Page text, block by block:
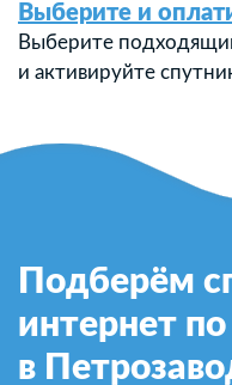
Выберите и
Выберите
и активируйте
Подберём
интернет
в